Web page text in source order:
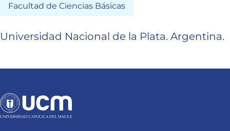
Facultad de Ciencias Básicas
Universidad Nacional de la Plata. Argentina.